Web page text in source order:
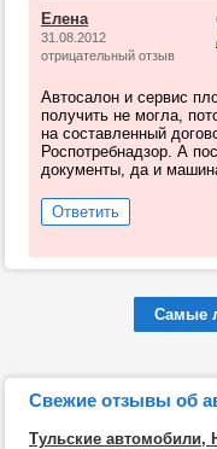
Елена
31.08.2012
отрицательный отзыв
Автосалон и сервис
получить не могла,
на составленный
Роспотребнадзор. А
документы, да и
Ответить
Самые
Свежие отзывы об
Тульские автомобили,